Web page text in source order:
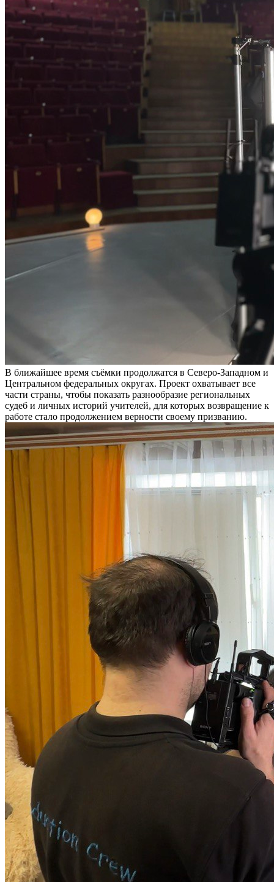
В ближайшее время съёмки продолжатся в Северо-Западном и
Центральном федеральных округах. Проект охватывает все
части страны, чтобы показать разнообразие региональных
судеб и личных историй учителей, для которых возвращение к
работе стало продолжением верности своему призванию.